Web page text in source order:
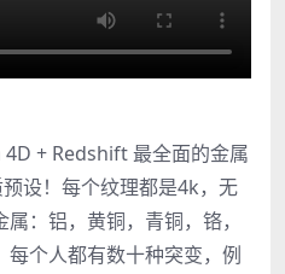
+ Redshift 最全面的金属
设！每个纹理都是4k，无
：铝，黄铜，青铜，铬，
个人都有数十种突变，例